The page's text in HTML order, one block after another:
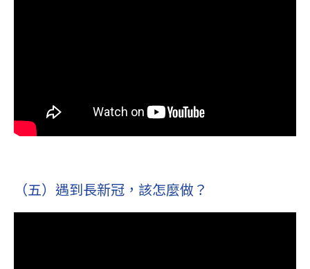
（五）遇到長新冠，該怎麼做？